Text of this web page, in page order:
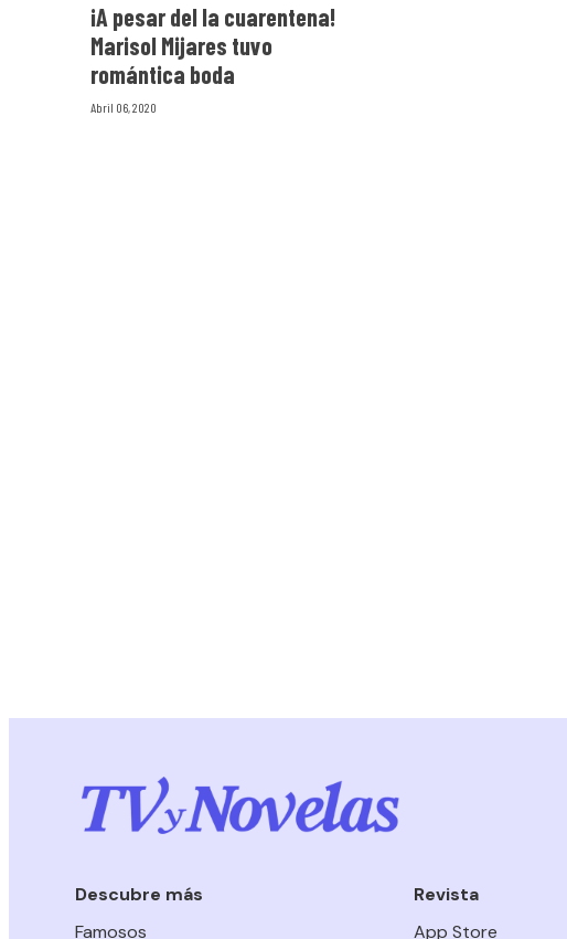
¡A pesar del la cuarentena!
Marisol Mijares tuvo
romántica boda
Abril 06, 2020
Descubre más
Famosos
Revista
App Store